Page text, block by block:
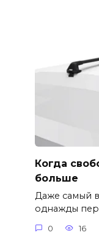
Когда
больше
Даже самый
однажды
0 16